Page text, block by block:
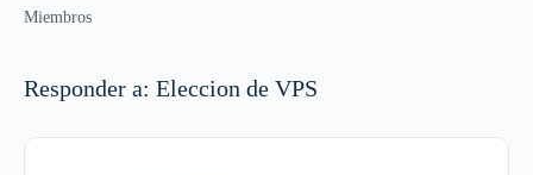
Miembros
Responder a: Eleccion de VPS